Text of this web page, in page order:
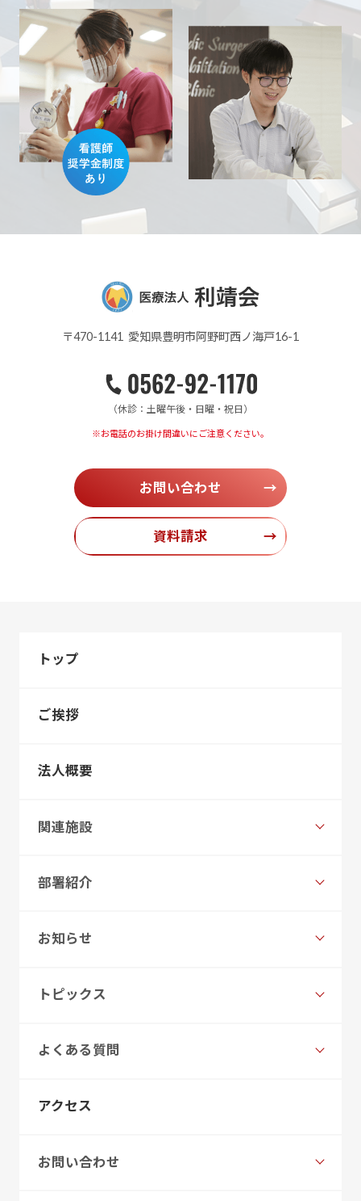
〒470-1141 愛知県豊明市阿野町西ノ海戸16-1
（休診：土曜午後・日曜・祝日）
※お電話のお掛け間違いにご注意ください。
お問い合わせ →
資料請求 →
トップ
ご挨拶
法人概要
関連施設
部署紹介
お知らせ
トピックス
よくある質問
アクセス
お問い合わせ